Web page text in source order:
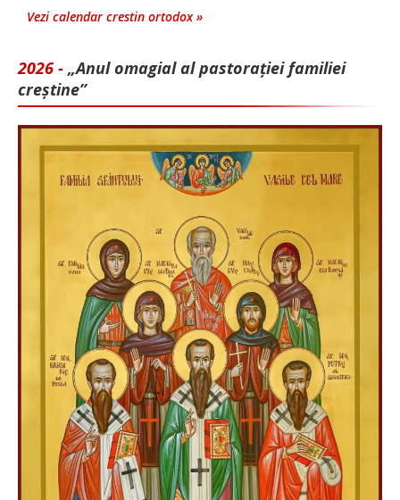
Vezi calendar crestin ortodox »
2026 - „Anul omagial al pastorației familiei
creștine”